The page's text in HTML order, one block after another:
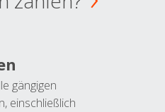
gängigen
einschließlich